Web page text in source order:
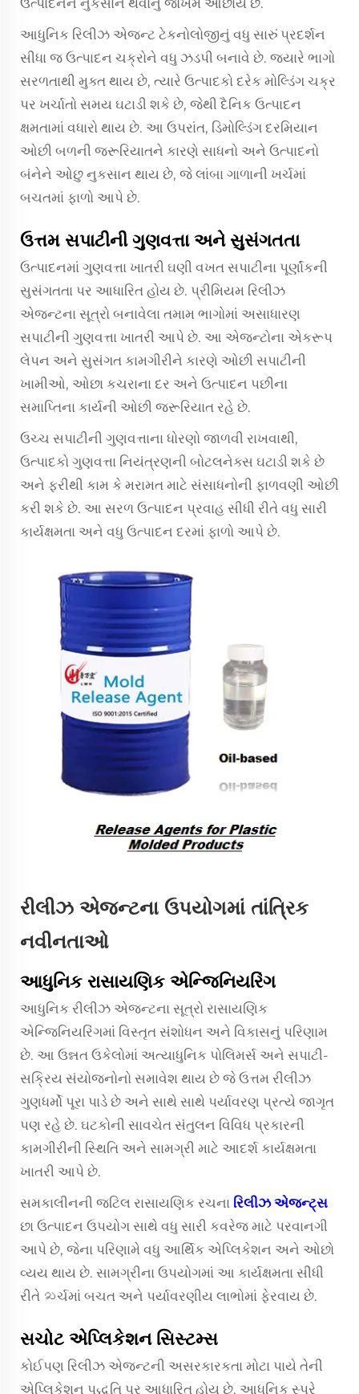
ઉત્પાદનને નુકસાન થવાનું જોખમ ઓછાય છે.
આધુનિક રિલીઝ એજન્ટ ટેકનોલોજીનું વધુ સારું પ્રદર્શન
સીધા જ ઉત્પાદન ચક્રોને વધુ ઝડપી બનાવે છે. જ્યારે ભાગો
સરળતાથી મુક્ત થાય છે, ત્યારે ઉત્પાદકો દરેક મોલ્ડિંગ ચક્ર
પર ખર્ચાતો સમય ઘટાડી શકે છે, જેથી દૈનિક ઉત્પાદન
ક્ષમતામાં વધારો થાય છે. આ ઉપરાંત, ડિમોલ્ડિંગ દરમિયાન
ઓછી બળની જરૂરિયાતને કારણે સાધનો અને ઉત્પાદનો
બંનેને ઓછુ નુકસાન થાય છે, જે લાંબા ગાળાની ખર્ચમાં
બચતમાં ફાળો આપે છે.
ઉત્તમ સપાટીની ગુણવત્તા અને સુસંગતતા
ઉત્પાદનમાં ગુણવત્તા ખાતરી ઘણી વખત સપાટીના પૂર્ણાંકની
સુસંગતતા પર આધારિત હોય છે. પ્રીમિયમ રિલીઝ
એજન્ટના સૂત્રો બનાવેલા તમામ ભાગોમાં અસાધારણ
સપાટીની ગુણવત્તા ખાતરી આપે છે. આ એજન્ટોના એકરૂપ
લેપન અને સુસંગત કામગીરીને કારણે ઓછી સપાટીની
ખામીઓ, ઓછા કચરાના દર અને ઉત્પાદન પછીના
સમાપ્તિના કાર્યની ઓછી જરૂરિયાત રહે છે.
ઉચ્ચ સપાટીની ગુણવત્તાના ધોરણો જાળવી રાખવાથી,
ઉત્પાદકો ગુણવત્તા નિયંત્રણની બોટલનેક્સ ઘટાડી શકે છે
અને ફરીથી કામ કે મરામત માટે સંસાધનોની ફાળવણી ઓછી
કરી શકે છે. આ સરળ ઉત્પાદન પ્રવાહ સીધી રીતે વધુ સારી
કાર્યક્ષમતા અને વધુ ઉત્પાદન દરમાં ફાળો આપે છે.
રીલીઝ એજન્ટના ઉપયોગમાં તાંત્રિક
નવીનતાઓ
આધુનિક રાસાયણિક એન્જિનિયરિંગ
આધુનિક રીલીઝ એજન્ટના સૂત્રો રાસાયણિક
એન્જિનિયરિંગમાં વિસ્તૃત સંશોધન અને વિકાસનું પરિણામ
છે. આ ઉન્નત ઉકેલોમાં અત્યાધુનિક પોલિમર્સ અને સપાટી-
સક્રિય સંયોજનોનો સમાવેશ થાય છે જે ઉત્તમ રીલીઝ
ગુણધર્મો પૂરા પાડે છે અને સાથે સાથે પર્યાવરણ પ્રત્યે જાગૃત
પણ રહે છે. ઘટકોની સાવચેત સંતુલન વિવિધ પ્રકારની
કામગીરીની સ્થિતિ અને સામગ્રી માટે આદર્શ કાર્યક્ષમતા
ખાતરી આપે છે.
સમકાલીનની જટિલ રાસાયણિક રચના રિલીઝ એજન્ટ્સ
છા ઉત્પાદન ઉપયોગ સાથે વધુ સારી કવરેજ માટે પરવાનગી
આપે છે, જેના પરિણામે વધુ આર્થિક એપ્લિકેશન અને ઓછો
વ્યય થાય છે. સામગ્રીના ઉપયોગમાં આ કાર્યક્ષમતા સીધી
રીતે ಖર્ચમાં બચત અને પર્યાવરણીય લાભોમાં ફેરવાય છે.
સચોટ એપ્લિકેશન સિસ્ટમ્સ
કોઈપણ રિલીઝ એજન્ટની અસરકારકતા મોટા પાયે તેની
એપ્લિકેશન પદ્ધતિ પર આધારિત હોય છે. આધુનિક સ્પ્રે